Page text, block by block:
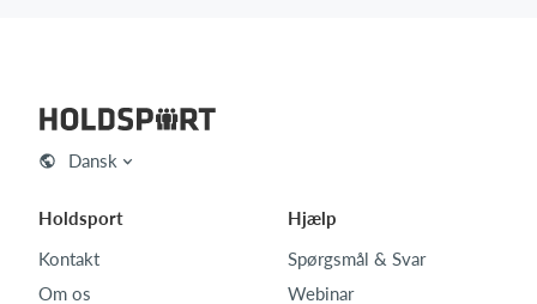
Dansk
Holdsport
Kontakt
Om os
Hjælp
Spørgsmål & Svar
Webinar